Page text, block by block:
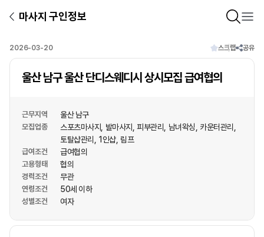
마사지 구인정보
2026-03-20 스크랩 공유
울산 남구 울산 단디스웨디시 상시모집 급여협의
근무지역 울산 남구
모집업종 스포츠마사지 발마사지 피부관리 남녀왁싱 카운터관리
토탈샵관리
1인샵 림프
급여조건 급여협의
고용형태 협의
경력조건 무관
연령조건 50세 이하
성별조건 여자
상호명